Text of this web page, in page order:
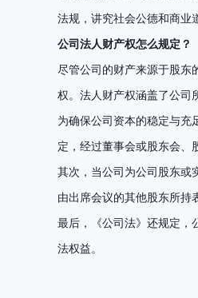
法规，讲究社会公德和商业
公司法人财产权怎么规定？
尽管公司的财产来源于股
权。法人财产权涵盖了公司
为确保公司资本的稳定与
定，经过董事会或股东会、
其次，当公司为公司股东或
由出席会议的其他股东所持
最后，《公司法》还规定，
法权益。